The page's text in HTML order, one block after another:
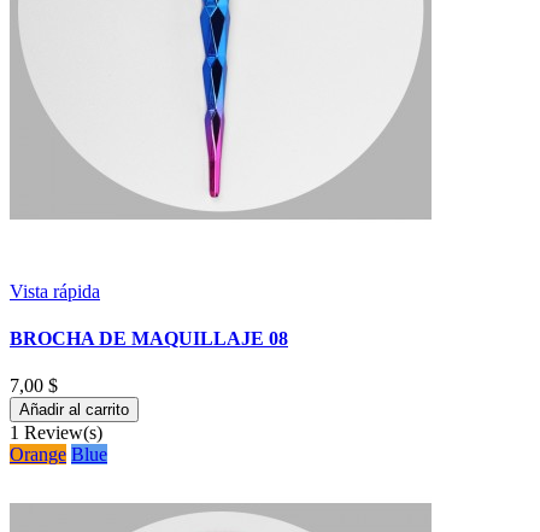
Vista rápida
BROCHA DE MAQUILLAJE 08
7,00 $
Añadir al carrito
1 Review(s)
Orange Blue